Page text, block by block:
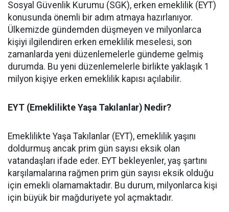
Sosyal Güvenlik Kurumu (SGK), erken emeklilik (EYT)
konusunda önemli bir adım atmaya hazırlanıyor.
Ülkemizde gündemden düşmeyen ve milyonlarca
kişiyi ilgilendiren erken emeklilik meselesi, son
zamanlarda yeni düzenlemelerle gündeme gelmiş
durumda. Bu yeni düzenlemelerle birlikte yaklaşık 1
milyon kişiye erken emeklilik kapısı açılabilir.
EYT (Emeklilikte Yaşa Takılanlar) Nedir?
Emeklilikte Yaşa Takılanlar (EYT), emeklilik yaşını
doldurmuş ancak prim gün sayısı eksik olan
vatandaşları ifade eder. EYT bekleyenler, yaş şartını
karşılamalarına rağmen prim gün sayısı eksik olduğu
için emekli olamamaktadır. Bu durum, milyonlarca kişi
için büyük bir mağduriyete yol açmaktadır.